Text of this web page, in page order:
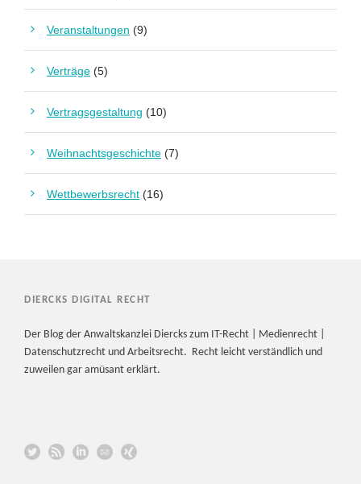
Veranstaltungen (9)
Verträge (5)
Vertragsgestaltung (10)
Weihnachtsgeschichte (7)
Wettbewerbsrecht (16)
DIERCKS DIGITAL RECHT
Der Blog der Anwaltskanzlei Diercks zum IT-Recht | Medienrecht |
Datenschutzrecht und Arbeitsrecht. Recht leicht verständlich und
zuweilen gar amüsant erklärt.